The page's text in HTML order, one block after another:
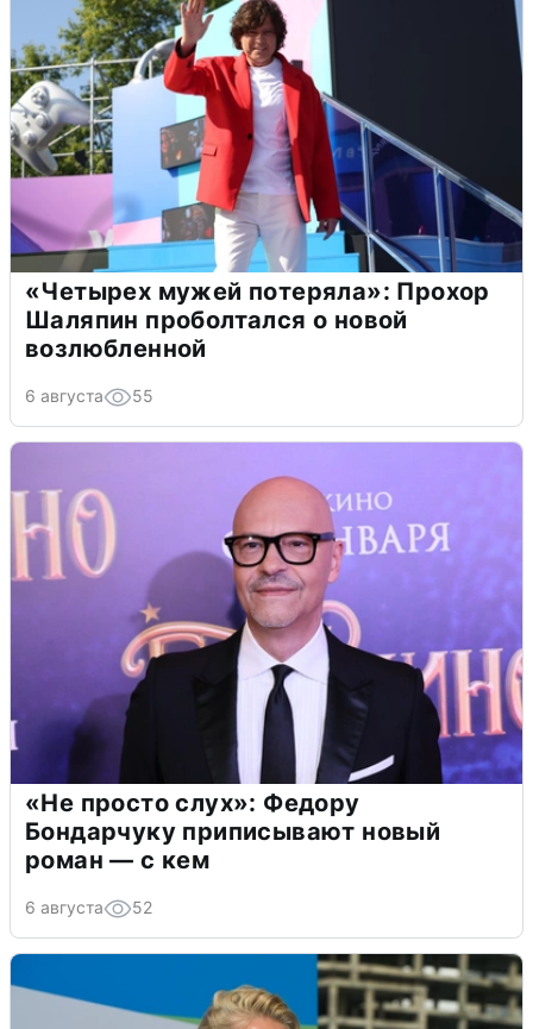
«Четырех мужей потеряла»: Прохор
Шаляпин проболтался о новой
возлюбленной
6 августа 55
«Не просто слух»: Федору
Бондарчуку приписывают новый
роман — с кем
6 августа 52